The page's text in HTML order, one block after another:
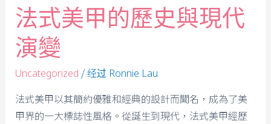
法式美甲的歷史與現代
演變
Uncategorized / 经过 Ronnie Lau
法式美甲以其簡約優雅和經典的設計而聞名，成為了美
甲界的一大標誌性風格。從誕生到現代，法式美甲經歷